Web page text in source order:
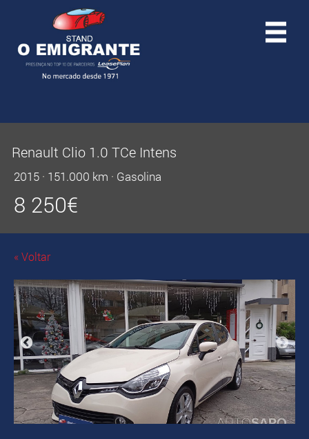
Renault Clio 1.0 TCe Intens
2015 · 151.000 km · Gasolina
8 250€
« Voltar